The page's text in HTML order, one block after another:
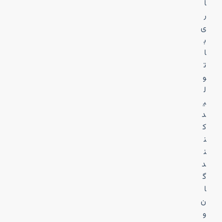
ا
ر
ی
ب
ا
ت
و
ل
ی
د
ک
ن
ن
د
گ
ا
ن
و